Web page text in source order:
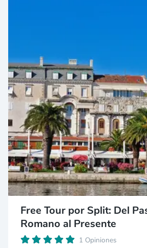
Free Tour por Split: Del
Romano al Presente
1 Opiniones